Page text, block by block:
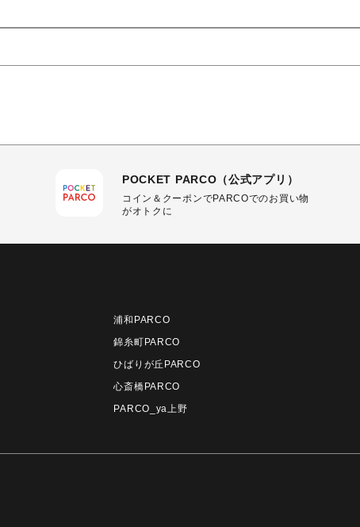
POCKET PARCO（公式アプリ）
コイン＆クーポンでPARCOでのお買い物
がオトクに
浦和PARCO
錦糸町PARCO
ひばりが丘PARCO
心斎橋PARCO
PARCO_ya上野